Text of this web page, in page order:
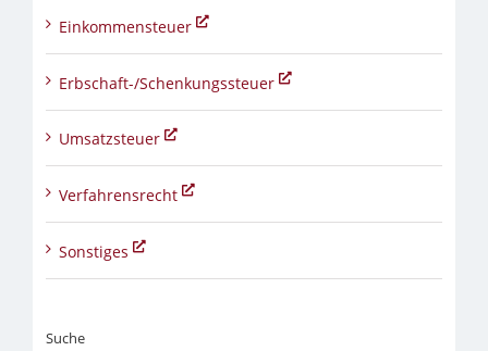
Einkommensteuer
Erbschaft-/Schenkungssteuer
Umsatzsteuer
Verfahrensrecht
Sonstiges
Suche